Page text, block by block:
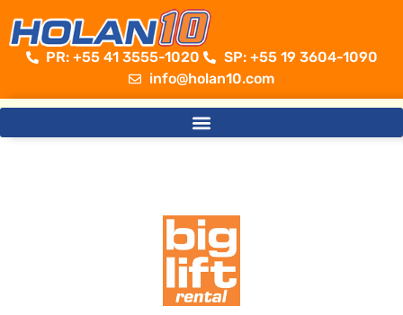
PR: +55 41 3555-1020 ​
SP: +55 19 3604-1090
info@holan10.com